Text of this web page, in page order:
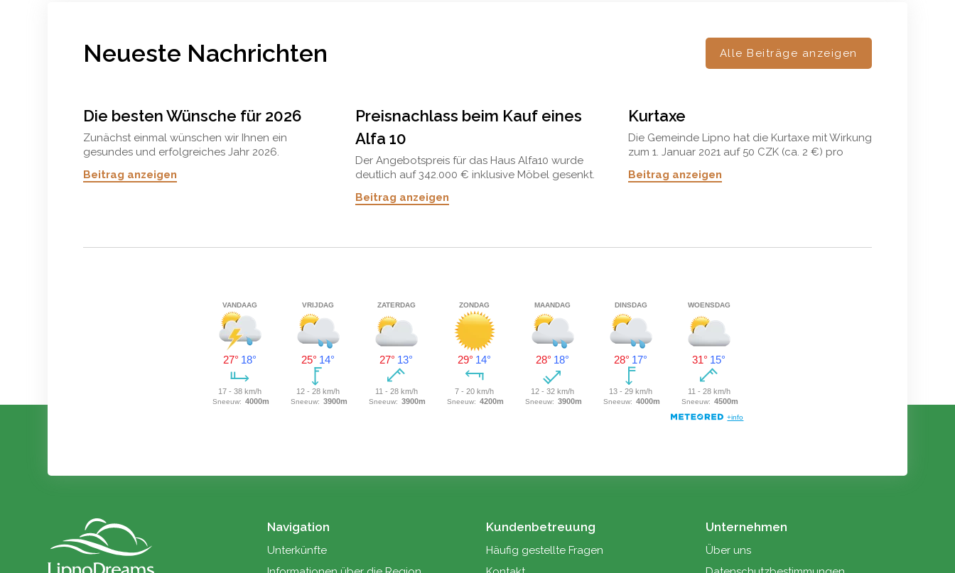
Neueste Nachrichten Alle Beiträge anzeigen
Die besten Wünsche für 2026
Zunächst einmal wünschen wir Ihnen ein
gesundes und erfolgreiches Jahr 2026.
Es sind noch verschiedene Unterkünfte im
beliebten Monat Februar verfügbar. Buchen Sie
schnell, um noch in dieser Saison einen
schönen Wintersporturlaub zu genießen.
Beitrag anzeigen
Preisnachlass beim Kauf eines
Alfa 10
Der Angebotspreis für das Haus Alfa10 wurde
deutlich auf 342.000 € inklusive Möbel gesenkt.
großen Grundstück von 1.005 m² mit herrlichem
eines Carports. Die Immobilie befindet sich in
weitere Informationen und Fotos.
Beitrag anzeigen
Kurtaxe
Die Gemeinde Lipno hat die Kurtaxe mit Wirkung
zum 1. Januar 2021 auf 50 CZK (ca. 2 €) pro
müssen Sie keine Kurtaxe entrichten.
Beitrag anzeigen
Navigation
Unterkünfte
Kundenbetreuung
Häufig gestellte Fragen
Unternehmen
Über uns